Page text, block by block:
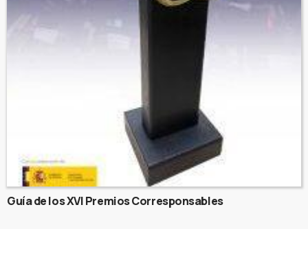
Guía de los XVI Premios Corresponsables